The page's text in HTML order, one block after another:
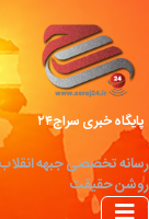
پایگاه خبری سراج۲۴
رسانه تخصصی جبهه
روشن حقیقت